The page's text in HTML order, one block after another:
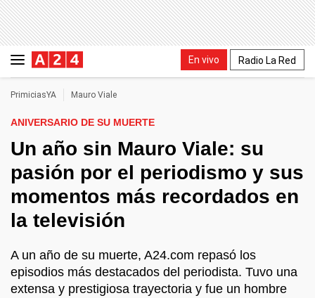
En vivo Radio La Red
PrimiciasYA Mauro Viale
ANIVERSARIO DE SU MUERTE
Un año sin Mauro Viale: su
pasión por el periodismo y sus
momentos más recordados en
la televisión
A un año de su muerte, A24.com repasó los
episodios más destacados del periodista. Tuvo una
extensa y prestigiosa trayectoria y fue un hombre